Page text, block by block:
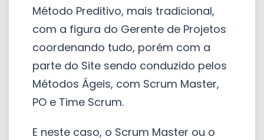
Método Preditivo, mais tradicional,
com a figura do Gerente de Projetos
coordenando tudo, porém com a
parte do Site sendo conduzido pelos
Métodos Ágeis, com Scrum Master,
PO e Time Scrum.
E neste caso, o Scrum Master ou o